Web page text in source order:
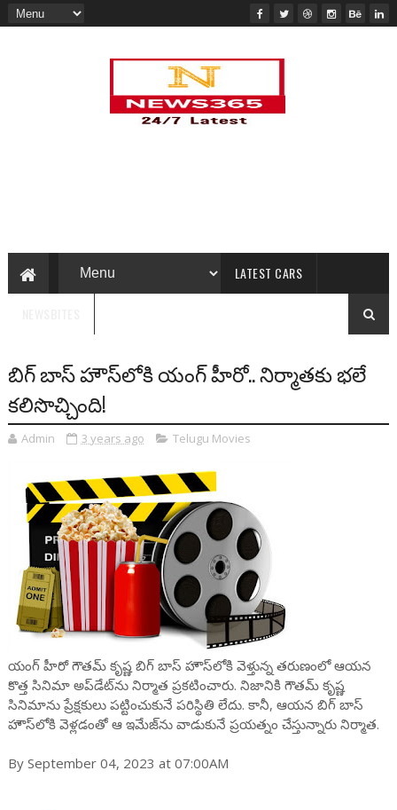
LATEST CARS
బిగ్ బాస్ హౌస్‌లోకి యంగ్ హీరో.. నిర్మాతకు భలే
కలిసొచ్చింది!
Admin 3 years ago Telugu Movies
యంగ్ హీరో గౌతమ్ కృష్ణ బిగ్ బాస్ హౌస్‌లోకి వెళ్తున్న తరుణంలో ఆయన
కొత్త సినిమా అప్‌డేట్‌ను నిర్మాత ప్రకటించారు. నిజానికి గౌతమ్ కృష్ణ
సినిమాను ప్రేక్షకులు పట్టించుకునే పరిస్థితి లేదు. కానీ, ఆయన బిగ్ బాస్
హౌస్‌లోకి వెళ్లడంతో ఆ ఇమేజ్‌ను వాడుకునే ప్రయత్నం చేస్తున్నారు నిర్మాత.
By September 04, 2023 at 07:00AM